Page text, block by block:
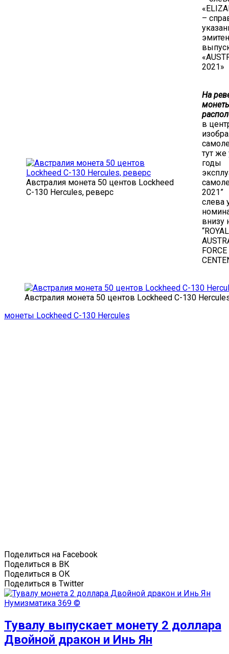
–
2021»
Австралия монета 50 центов Lockheed
C-130 Hercules, реверс
На
в
тут же
годы
2021”
слева
внизу
“ROYAL
FORCE
Австралия монета 50 центов Lockheed C-130
монеты Lockheed C-130 Hercules
Поделиться на Facebook
Поделиться в ВК
Поделиться в ОК
Поделиться в Twitter
Нумизматика 369 ©
Тувалу выпускает монету 2 доллара
Двойной дракон и Инь Ян